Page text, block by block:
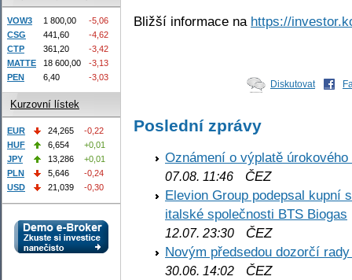
Bližší informace na https://
Diskutovat
Poslední zprávy
Oznámení o výplatě
07.08. 11:46 ČEZ
Elevion Group podepsal kupní
italské společnosti BTS Biogas
12.07. 23:30 ČEZ
Novým předsedou dozorčí
30.06. 14:02 ČEZ
VOW3 1 800,00
-5,06
CSG
441,60
-4,62
CTP
361,20
-3,42
MATTE
18 600,00
-3,13
PEN
6,40 -3,03
Kurzovní lístek
EUR 24,265
-0,22
HUF
6,654
+0,01
JPY
13,286
+0,01
PLN
5,646
-0,24
USD
21,039 -0,30